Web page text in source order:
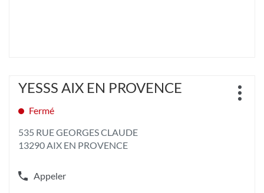
Appuyer
touche
pour
obtenir
plus
amples
Point
vente
YESSS AIX EN PROVENCE
Fermé
535 RUE GEORGES CLAUDE
13290 AIX EN PROVENCE
Appeler
Afficher
Plus